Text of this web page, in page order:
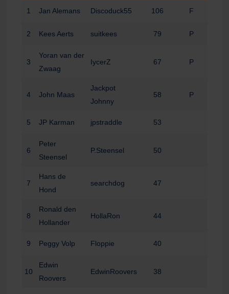
1 Jan Alemans Discoduck55 106 F
2 Kees Aerts suitkees 79 P
3
Yoran van der
Zwaag
IycerZ 67 P
4 John Maas
Jackpot
Johnny
58 P
5 JP Karman jpstraddle 53
6
Peter
Steensel
P.Steensel 50
7
Hans de
Hond
searchdog 47
8
Ronald den
Hollander
HollaRon 44
9 Peggy Volp Floppie 40
10
Edwin
Roovers
EdwinRoovers 38